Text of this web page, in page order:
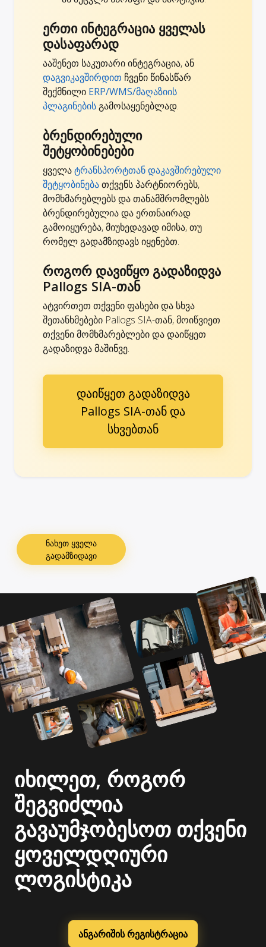
ერთი ინტეგრაცია ყველას
დასაფარად
ააშენეთ საკუთარი ინტეგრაცია, ან
დაგვიკავშირდით ჩვენი წინასწარ
შექმნილი ERP/WMS/მაღაზიის
პლაგინებისგამოსაყენებლად.
ბრენდირებული
შეტყობინებები
ყველატრანსპორტთან დაკავშირებული
შეტყობინებათქვენს პარტნიორებს,
მომხმარებლებს და თანამშრომლებს
ბრენდირებულია და ერთნაირად
გამოიყურება, მიუხედავად იმისა, თუ
რომელ გადამზიდავს იყენებთ.
როგორ დავიწყო გადაზიდვა
Pallogs SIA-თან
ატვირთეთ თქვენი ფასები და სხვა
შეთანხმებები Pallogs SIA-თან, მოიწვიეთ
თქვენი მომხმარებლები და დაიწყეთ
გადაზიდვა მაშინვე.
დაიწყეთ გადაზიდვა
Pallogs SIA-თან და
სხვებთან
ნახეთ ყველა
გადამზიდავი
იხილეთ, როგორ
შეგვიძლია
გავაუმჯობესოთ თქვენი
ყოველდღიური
ლოგისტიკა
ანგარიშის რეგისტრაცია